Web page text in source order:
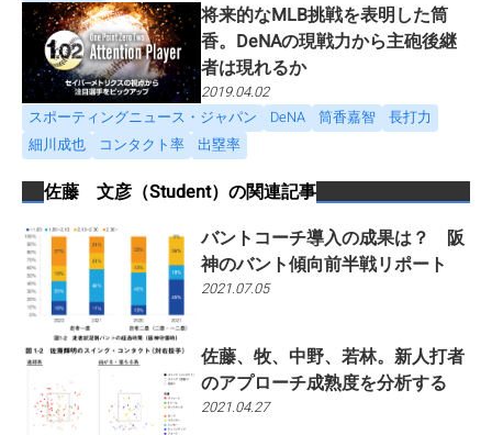
将来的なMLB挑戦を表明した筒
香。DeNAの現戦力から主砲後継
者は現れるか
2019.04.02
スポーティングニュース・ジャパン
DeNA 筒香嘉智
長打力
細川成也
コンタクト率 出塁率
佐藤 文彦（Student） の関連記事
バントコーチ導入の成果は？ 阪
神のバント傾向前半戦リポート
2021.07.05
佐藤、牧、中野、若林。新人打者
のアプローチ成熟度を分析する
2021.04.27